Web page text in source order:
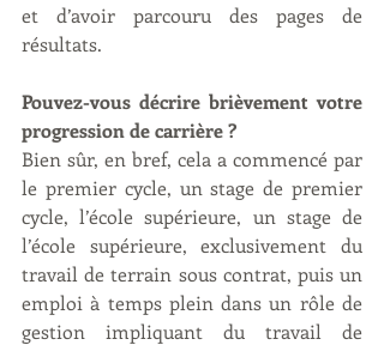
et d’avoir parcouru des pages de
résultats.
Pouvez-vous décrire brièvement votre
progression de carrière ?
Bien sûr, en bref, cela a commencé par
le premier cycle, un stage de premier
cycle, l’école supérieure, un stage de
l’école supérieure, exclusivement du
travail de terrain sous contrat, puis un
emploi à temps plein dans un rôle de
gestion impliquant du travail de